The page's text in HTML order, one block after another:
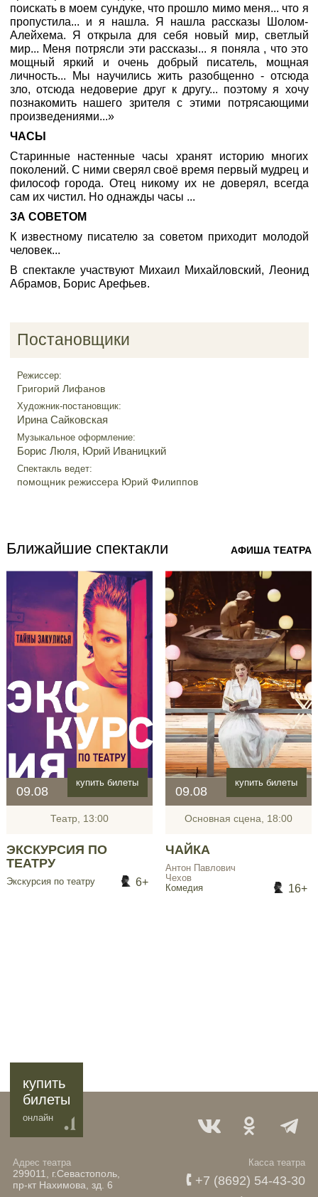
поискать в моем сундуке, что прошло мимо меня... что я
пропустила... и я нашла. Я нашла рассказы Шолом-
Алейхема. Я открыла для себя новый мир, светлый
мир... Меня потрясли эти рассказы... я поняла , что это
мощный яркий и очень добрый писатель, мощная
личность... Мы научились жить разобщенно - отсюда
зло, отсюда недоверие друг к другу... поэтому я хочу
познакомить нашего зрителя с этими потрясающими
произведениями...»
ЧАСЫ
Старинные настенные часы хранят историю многих
поколений. С ними сверял своё время первый мудрец и
философ города. Отец никому их не доверял, всегда
сам их чистил. Но однажды часы ...
ЗА СОВЕТОМ
К известному писателю за советом приходит молодой
человек...
В спектакле участвуют Михаил Михайловский, Леонид
Абрамов, Борис Арефьев.
Постановщики
Режиссер:
Григорий Лифанов
Художник-постановщик:
Ирина Сайковская
Музыкальное оформление:
Борис Люля, Юрий Иваницкий
Спектакль ведет:
помощник режиссера Юрий Филиппов
Ближайшие спектакли АФИША ТЕАТРА
09.08
Театр, 13:00
ЭКСКУРСИЯ ПО
ТЕАТРУ
Экскурсия по театру 6+
купить билеты
09.08
Основная сцена, 18:00
ЧАЙКА
Антон Павлович
Чехов
Комедия
16+
купить билеты
купить
билеты
онлайн
Касса театра
+7 (8692) 54-43-30
Адрес театра
299011, г.Севастополь,
пр-кт Нахимова, зд. 6